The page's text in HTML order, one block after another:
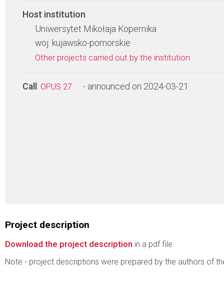
Host institution :
Uniwersytet Mikołaja Kopernika
woj. kujawsko-pomorskie
Other projects carried out by the institution
Call : OPUS 27 - announced on 2024-03-21
Project description
Download the project description in a pdf file
Note - project descriptions were prepared by the authors of